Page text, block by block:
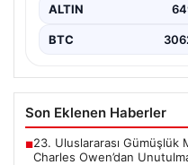
ALTIN
BTC
Son Eklenen Haberler
■23. Uluslararası Gümüşlük
Charles Owen’dan